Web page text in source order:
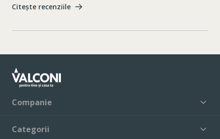
Citește recenziile
Companie
Categorii